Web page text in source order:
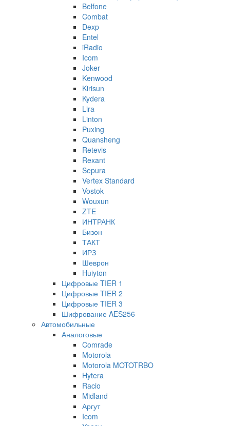
Belfone
Combat
Dexp
Entel
iRadio
Icom
Joker
Kenwood
Kirisun
Kydera
Lira
Linton
Puxing
Quansheng
Retevis
Rexant
Sepura
Vertex Standard
Vostok
Wouxun
ZTE
ИНТРАНК
Бизон
ТАКТ
ИРЗ
Шеврон
Huiyton
Цифровые TIER 1
Цифровые TIER 2
Цифровые TIER 3
Шифрование AES256
Автомобильные
Аналоговые
Comrade
Motorola
Motorola MOTOTRBO
Hytera
Racio
Midland
Аргут
Icom